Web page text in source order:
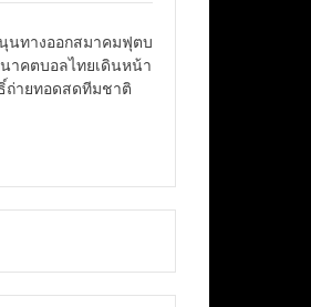
นทางออกสมาคมฟุตบ
นาคตบอลไทยเดินหน้า
ถ่ายทอดสดทีมชาติ